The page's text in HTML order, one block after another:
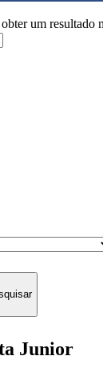
um resultado
Junior